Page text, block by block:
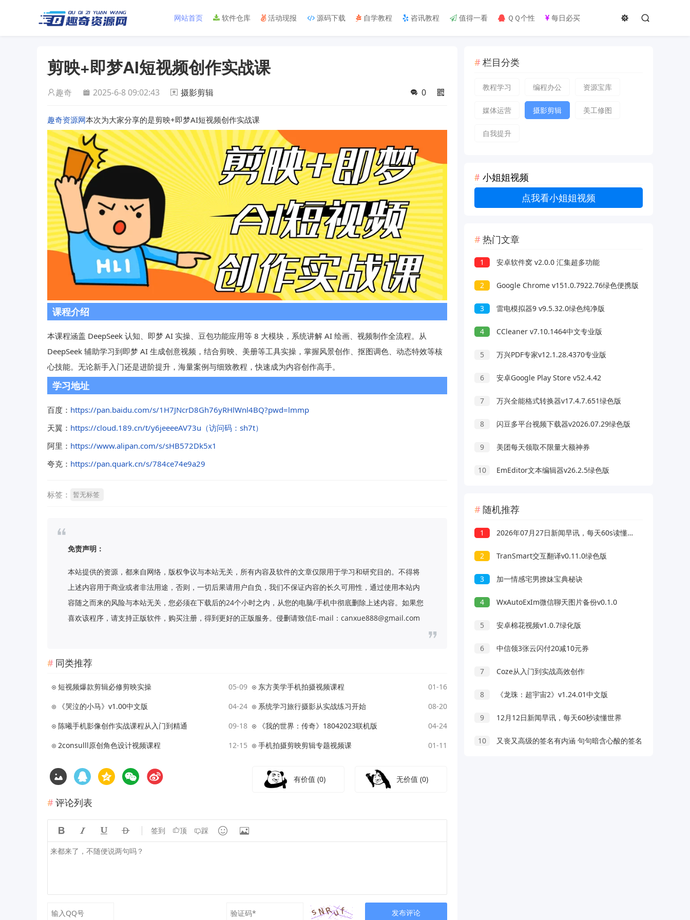
网站首页 软件仓库 活动现报 源码下载 自学教程 咨讯教程 值得一看 ＱＱ个性 每日必买
剪映+即梦AI短视频创作实战课
趣奇 2025-6-8 09:02:43 摄影剪辑 0
趣奇资源网本次为大家分享的是剪映+即梦AI短视频创作实战课
课程介绍
本课程涵盖 DeepSeek 认知、即梦 AI 实操、豆包功能应用等 8 大模块，系统讲解 AI 绘画、视频制作全流程。从
DeepSeek 辅助学习到即梦 AI 生成创意视频，结合剪映、美册等工具实操，掌握风景创作、抠图调色、动态特效等核
心技能。无论新手入门还是进阶提升，海量案例与细致教程，快速成为内容创作高手。
学习地址
百度： https://pan.baidu.com/s/1H7JNcrD8Gh76yRHlWnl4BQ?pwd=lmmp
天翼： https://cloud.189.cn/t/y6jeeeeAV73u（访问码：sh7t）
阿里： https://www.alipan.com/s/sHB572Dk5x1
夸克： https://pan.quark.cn/s/784ce74e9a29
标签： 暂无标签
免责声明：
本站提供的资源，都来自网络，版权争议与本站无关，所有内容及软件的文章仅限用于学习和研究目的。不得将
上述内容用于商业或者非法用途，否则，一切后果请用户自负，我们不保证内容的长久可用性，通过使用本站内
容随之而来的风险与本站无关，您必须在下载后的24个小时之内，从您的电脑/手机中彻底删除上述内容。如果您
喜欢该程序，请支持正版软件，购买注册，得到更好的正版服务。侵删请致信E-mail：canxue888@gmail.com
同类推荐
短视频爆款剪辑必修剪映实操 05-09 东方美学手机拍摄视频课程
01-16
《哭泣的小马》v1.00中文版
04-24 系统学习旅行摄影从实战练习开始
08-20
陈曦手机影像创作实战课程从入门到精通
09-18 《我的世界：传奇》18042023联机版
04-24
2consulll原创角色设计视频课程
12-15 手机拍摄剪映剪辑专题视频课 01-11
有价值(0) 无价值(0)
评论列表
    签到 顶 踩  
发布评论
栏目分类
教程学习 编程办公 资源宝库
媒体运营 摄影剪辑 美工修图
自我提升
小姐姐视频
点我看小姐姐视频
热门文章
1 安卓软件窝 v2.0.0 汇集超多功能
2 Google Chrome v151.0.7922.76绿色便携版
3 雷电模拟器9 v9.5.32.0绿色纯净版
4 CCleaner v7.10.1464中文专业版
5 万兴PDF专家v12.1.28.4370专业版
6 安卓Google Play Store v52.4.42
7 万兴全能格式转换器v17.4.7.651绿色版
8 闪豆多平台视频下载器v2026.07.29绿色版
9 美团每天领取不限量大额神券
10 EmEditor文本编辑器v26.2.5绿色版
随机推荐
1 2026年07月27日新闻早讯，每天60s读懂世界
2 TranSmart交互翻译v0.11.0绿色版
3 加一情感宅男撩妹宝典秘诀
4 WxAutoExIm微信聊天图片备份v0.1.0
5 安卓棉花视频v1.0.7绿化版
6 中信领3张云闪付20减10元券
7 Coze从入门到实战高效创作
8 《龙珠：超宇宙2》v1.24.01中文版
9 12月12日新闻早讯，每天60秒读懂世界
10 又丧又高级的签名有内涵 句句暗含心酸的签名